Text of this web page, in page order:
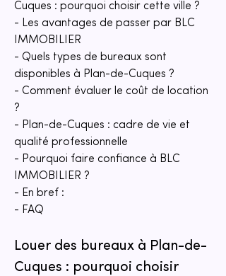
Cuques : pourquoi choisir cette ville ?
- Les avantages de passer par BLC
IMMOBILIER
- Quels types de bureaux sont
disponibles à Plan-de-Cuques ?
- Comment évaluer le coût de location
?
- Plan-de-Cuques : cadre de vie et
qualité professionnelle
- Pourquoi faire confiance à BLC
IMMOBILIER ?
- En bref :
- FAQ
Louer des bureaux à Plan-de-
Cuques : pourquoi choisir